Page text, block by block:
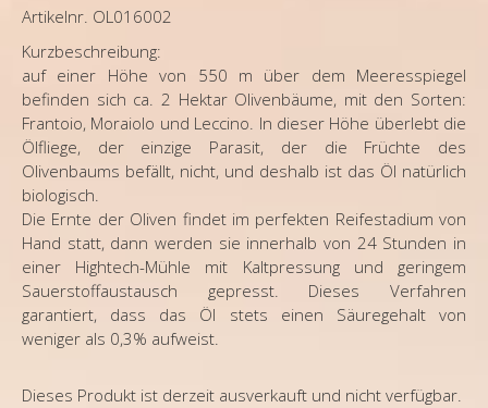
Artikelnr. OL016002
Kurzbeschreibung:
auf einer Höhe von 550 m über dem Meeresspiegel
befinden sich ca. 2 Hektar Olivenbäume, mit den Sorten:
Frantoio, Moraiolo und Leccino. In dieser Höhe überlebt die
Ölfliege, der einzige Parasit, der die Früchte des
Olivenbaums befällt, nicht, und deshalb ist das Öl natürlich
biologisch.
Die Ernte der Oliven findet im perfekten Reifestadium von
Hand statt, dann werden sie innerhalb von 24 Stunden in
einer Hightech-Mühle mit Kaltpressung und geringem
Sauerstoffaustausch gepresst. Dieses Verfahren
garantiert, dass das Öl stets einen Säuregehalt von
weniger als 0,3% aufweist.
Dieses Produkt ist derzeit ausverkauft und nicht verfügbar.